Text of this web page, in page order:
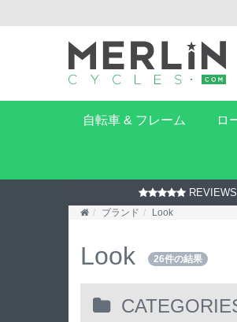
自転車 & フレーム ロ
REVIEWS
ブランド Look
Look 26件の結果